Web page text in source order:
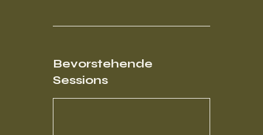
Bevorstehende
Sessions